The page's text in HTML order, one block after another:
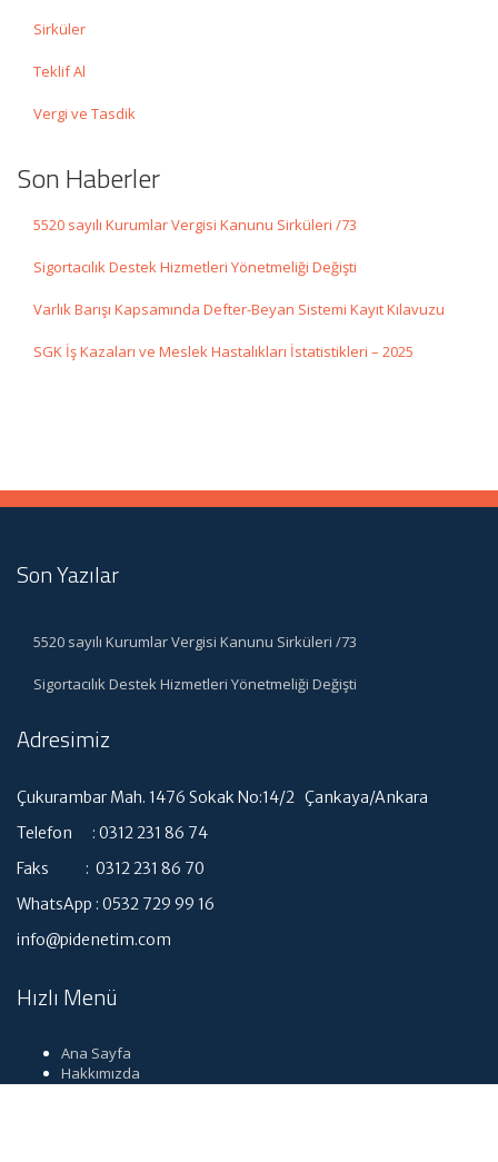
Sirküler
Teklif Al
Vergi ve Tasdik
Son Haberler
5520 sayılı Kurumlar Vergisi Kanunu Sirküleri /73
Sigortacılık Destek Hizmetleri Yönetmeliği Değişti
Varlık Barışı Kapsamında Defter-Beyan Sistemi Kayıt Kılavuzu
SGK İş Kazaları ve Meslek Hastalıkları İstatistikleri – 2025
Son Yazılar
5520 sayılı Kurumlar Vergisi Kanunu Sirküleri /73
Sigortacılık Destek Hizmetleri Yönetmeliği Değişti
Adresimiz
Çukurambar Mah. 1476 Sokak No:14/2 Çankaya/Ankara
Telefon : 0312 231 86 74
Faks : 0312 231 86 70
WhatsApp : 0532 729 99 16
info@pidenetim.com
Hızlı Menü
Ana Sayfa
Hakkımızda